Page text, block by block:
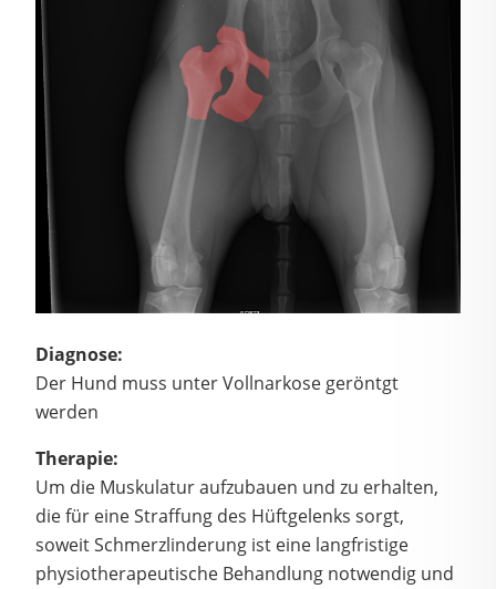
Diagnose:
Der Hund muss unter Vollnarkose geröntgt
werden
Therapie:
Um die Muskulatur aufzubauen und zu erhalten,
die für eine Straffung des Hüftgelenks sorgt,
soweit Schmerzlinderung ist eine langfristige
physiotherapeutische Behandlung notwendig und